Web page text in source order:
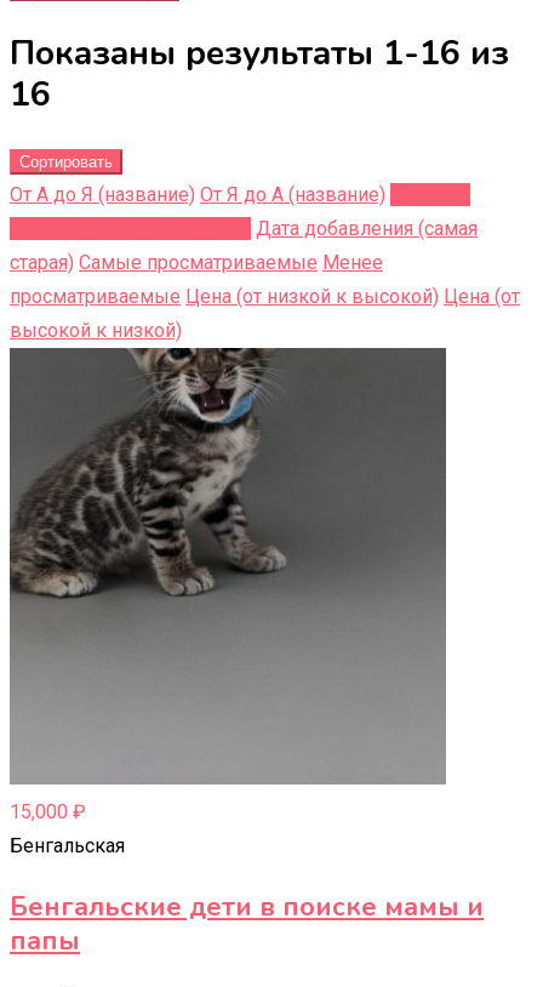
Показаны результаты 1-16 из
16
Сортировать
От А до Я (название) От Я до A (название)
Дата добавления (самая
старая) Самые просматриваемые Менее
просматриваемые Цена (от низкой к высокой) Цена (от
высокой к низкой)
15,000 ₽
Бенгальская
Бенгальские дети в поиске мамы и
папы